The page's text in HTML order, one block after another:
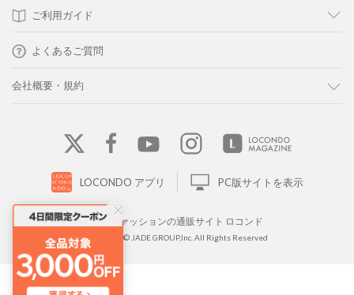
ご利用ガイド
よくあるご質問
会社概要・規約
LOCONDO アプリ PC版サイトを表示
靴とファッションの通販サイト ロコンド
Copyright © JADE GROUP,Inc. All Rights Reserved